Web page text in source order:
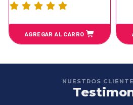
AGREGAR AL CARRO
NUESTROS